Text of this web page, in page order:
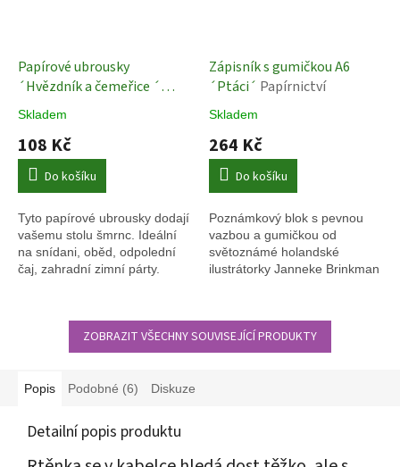
Papírové ubrousky
´Hvězdník a čemeřice ´
Janneke Brinkman-
Salentijn
květinami
Skladem
108 Kč
Do košíku
Tyto papírové ubrousky dodají
vašemu stolu šmrnc. Ideální
na snídani, oběd, odpolední
čaj, zahradní zimní párty.
Zápisník s gumičkou A6
´Ptáci´ Papírnictví
Skladem
264 Kč
Do košíku
Poznámkový blok s pevnou
vazbou a gumičkou od
světoznámé holandské
ilustrátorky Janneke Brinkman
ZOBRAZIT VŠECHNY SOUVISEJÍCÍ PRODUKTY
Popis Podobné (6) Diskuze
Detailní popis produktu